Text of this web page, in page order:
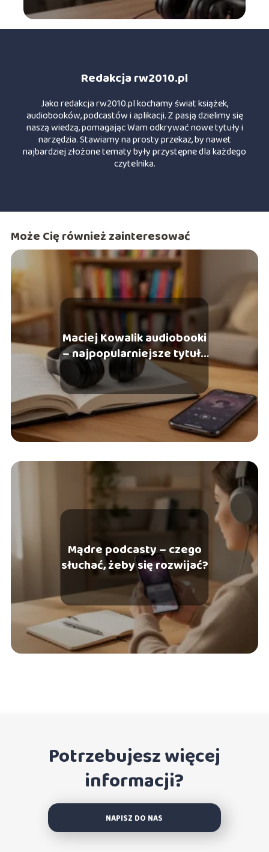
Redakcja rw2010.pl
Jako redakcja rw2010.pl kochamy świat książek,
audiobooków, podcastów i aplikacji. Z pasją dzielimy się
naszą wiedzą, pomagając Wam odkrywać nowe tytuły i
narzędzia. Stawiamy na prosty przekaz, by nawet
najbardziej złożone tematy były przystępne dla każdego
czytelnika.
Może Cię również zainteresować
Maciej Kowalik audiobooki
– najpopularniejsze tytuły
i recenzje
Mądre podcasty – czego
słuchać, żeby się rozwijać?
Potrzebujesz więcej
informacji?
NAPISZ DO NAS